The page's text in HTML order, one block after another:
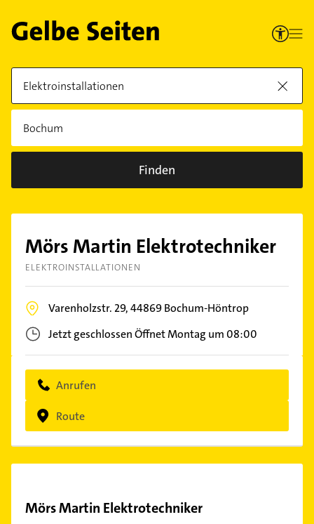
Finden
Mörs Martin Elektrotechniker
ELEKTROINSTALLATIONEN
Varenholzstr. 29,44869Bochum-Höntrop
Jetzt geschlossenÖffnet Montag um 08:00
Anrufen
Route
Mörs Martin Elektrotechniker